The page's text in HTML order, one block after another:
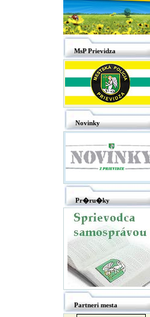
MsP Prievidza
Novinky
Pr�ru�ky
Partneri mesta